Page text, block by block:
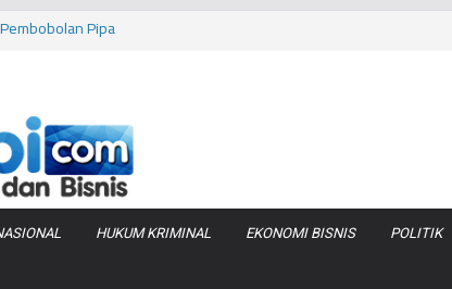
Pipa
Produksi Air
Jabung
HUKUM KRIMINAL EKONOMI BISNIS POLITIK